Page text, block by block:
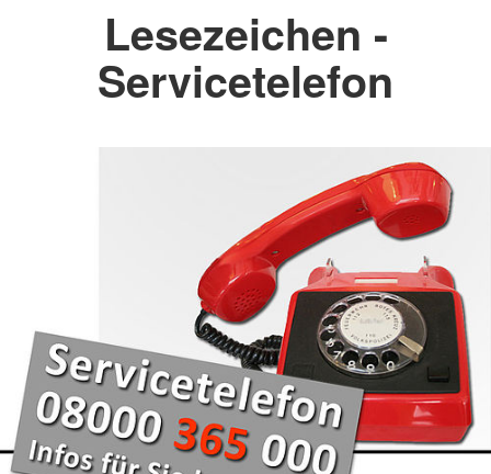
Lesezeichen -
Servicetelefon